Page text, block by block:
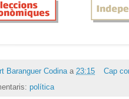
Baranguer Codina a 23:15
Cap
política